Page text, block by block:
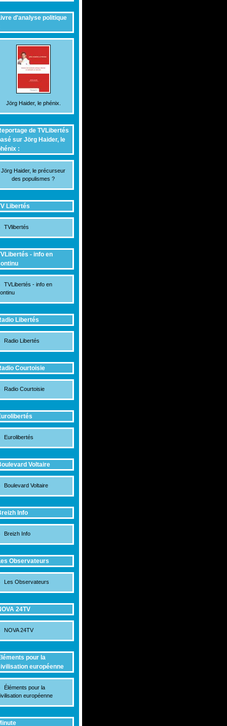
d'analyse politique
Jörg Haider, le phénix.
de TVLibertés
sur Jörg Haider, le
:
Jörg Haider, le précurseur
des populismes ?
Libertés
TVlibertés
- info en
TVLibertés - info en
Libertés
Radio Libertés
Courtoisie
Radio Courtoisie
Eurolibertés
Voltaire
Boulevard Voltaire
Info
Breizh Info
Observateurs
Les Observateurs
24TV
NOVA 24TV
pour la
européenne
Éléments pour la
européenne